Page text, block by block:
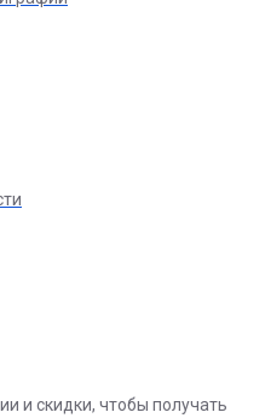
и скидки, чтобы получать